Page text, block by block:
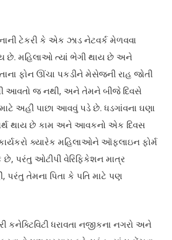
ટેકરી કે એક ઝાડ નેટવર્ક મેળવવા
છે. મહિલાઓ ત્યાં ભેગી થાય છે અને
ફોન ઊંચા પકડીને મેસેજની રાહ જોતી
આવતો જ નથી, અને તેમને બીજે દિવસે
અહીં પાછા આવવું પડે છે. ધડગાંવના ઘણા
થાય છે કામ અને આવકનો એક દિવસ
ક્યારેક મહિલાઓને ઑફલાઇન ફોર્મ
છે, પરંતુ ઓટીપી વેરિફિકેશન માત્ર
તેમના પિતા કે પતિ માટે પણ
કનેક્ટિવિટી ધરાવતા નજીકના નગરો અને